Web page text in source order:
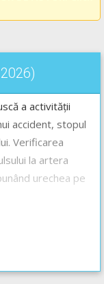
a activității
accident, stopul
Verificarea
la artera
urechea pe